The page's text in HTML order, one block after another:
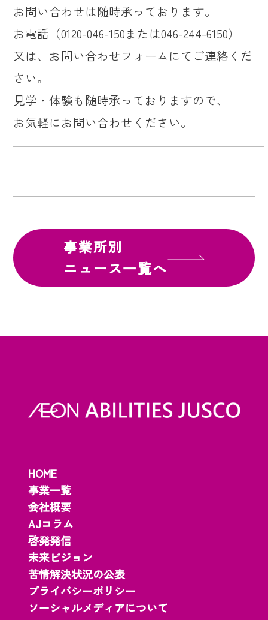
お問い合わせは随時承っております。
お電話（0120-046-150または046-244-6150）
又は、お問い合わせフォームにてご連絡くだ
さい。
見学・体験も随時承っておりますので、
お気軽にお問い合わせください。
―――――――――――――――――――――
事業所別
ニュース一覧へ
HOME
事業一覧
会社概要
AJコラム
啓発発信
未来ビジョン
苦情解決状況の公表
プライバシーポリシー
ソーシャルメディアについて